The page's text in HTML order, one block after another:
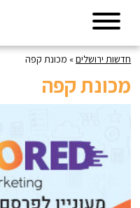
חדשות ירושלים» מכונת קפה
מכונת קפה